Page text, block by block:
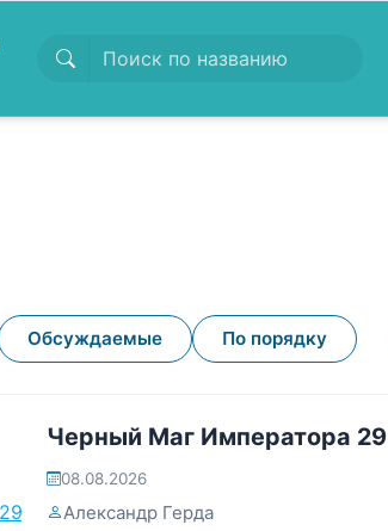
Обсуждаемые По порядку
Черный Маг Императора 29
08.08.2026
Александр Герда